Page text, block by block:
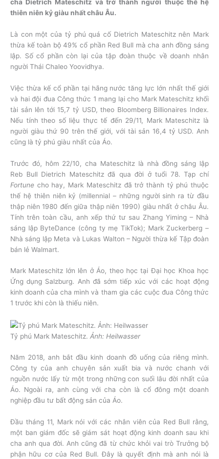
cha Dietrich Mateschitz và trở thành người thuộc thế hệ
thiên niên kỷ giàu nhất châu Âu.
Là con một của tỷ phú quá cố Dietrich Mateschitz nên Mark
thừa kế toàn bộ 49% cổ phần Red Bull mà cha anh đồng sáng
lập. Số cổ phần còn lại của tập đoàn thuộc về doanh nhân
người Thái Chaleo Yoovidhya.
Việc thừa kế cổ phần tại hãng nước tăng lực lớn nhất thế giới
và hai đội đua Công thức 1 mang lại cho Mark Mateschitz khối
tài sản lên tới 15,7 tỷ USD, theo Bloomberg Billionaires Index.
Nếu tính theo số liệu thực tế đến 29/11, Mark Mateschitz là
người giàu thứ 90 trên thế giới, với tài sản 16,4 tỷ USD. Anh
cũng là tỷ phú giàu nhất của Áo.
Trước đó, hôm 22/10, cha Mateschitz là nhà đồng sáng lập
Reb Bull Dietrich Mateschitz đã qua đời ở tuổi 78. Tạp chí
Fortune cho hay, Mark Mateschitz đã trở thành tỷ phú thuộc
thế hệ thiên niên kỷ (millennial – những người sinh ra từ đầu
thập niên 1980 đến giữa thập niên 1990) giàu nhất ở châu Âu.
Tính trên toàn cầu, anh xếp thứ tư sau Zhang Yiming – Nhà
sáng lập ByteDance (công ty mẹ TikTok); Mark Zuckerberg –
Nhà sáng lập Meta và Lukas Walton – Người thừa kế Tập đoàn
bán lẻ Walmart.
Mark Mateschitz lớn lên ở Áo, theo học tại Đại học Khoa học
Ứng dụng Salzburg. Anh đã sớm tiếp xúc với các hoạt động
kinh doanh của cha mình và tham gia các cuộc đua Công thức
1 trước khi còn là thiếu niên.
Tỷ phú Mark Mateschitz.Ảnh: Heilwasser
Năm 2018, anh bắt đầu kinh doanh đồ uống của riêng mình.
Công ty của anh chuyên sản xuất bia và nước chanh với
nguồn nước lấy từ một trong những con suối lâu đời nhất của
Áo. Ngoài ra, anh cùng với cha còn là cổ đông một doanh
nghiệp đầu tư bất động sản của Áo.
Đầu tháng 11, Mark nói với các nhân viên của Red Bull rằng,
một ban giám đốc sẽ giám sát hoạt động kinh doanh sau khi
cha anh qua đời. Anh cũng đã từ chức khỏi vai trò Trưởng bộ
phận hữu cơ của Red Bull. Đây là quyết định mà anh nói là